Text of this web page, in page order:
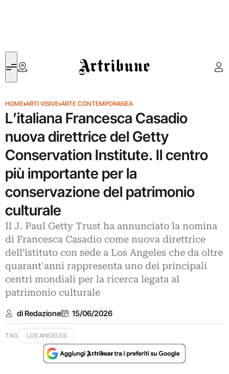
Artribune
HOME›ARTI VISIVE›ARTE CONTEMPORANEA
L’italiana Francesca Casadio
nuova direttrice del Getty
Conservation Institute. Il centro
più importante per la
conservazione del patrimonio
culturale
Il J. Paul Getty Trust ha annunciato la nomina
di Francesca Casadio come nuova direttrice
dell’istituto con sede a Los Angeles che da oltre
quarant'anni rappresenta uno dei principali
centri mondiali per la ricerca legata al
patrimonio culturale
di Redazione 15/06/2026
TAG LOS ANGELES